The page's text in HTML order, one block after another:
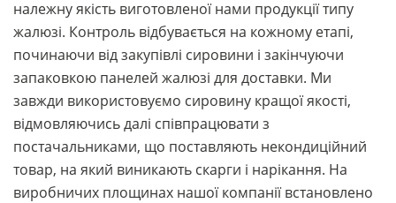
належну якість виготовленої нами продукції типу
жалюзі. Контроль відбувається на кожному етапі,
починаючи від закупівлі сировини і закінчуючи
запаковкою панелей жалюзі для доставки. Ми
завжди використовуємо сировину кращої якості,
відмовляючись далі співпрацювати з
постачальниками, що поставляють некондиційний
товар, на який виникають скарги і нарікання. На
виробничих площинах нашої компанії встановлено